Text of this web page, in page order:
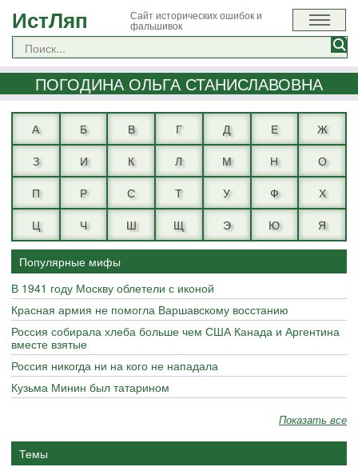
ИстЛяп Сайт исторических ошибок и
фальшивок
ПОГОДИНА ОЛЬГА СТАНИСЛАВОВНА
А Б В Г Д Е
Ж
З
И К Л М Н
О
П
Р С Т У Ф
Х
Ц
Ч Ш Щ Э Ю Я
Популярные мифы
В 1941 году Москву облетели с иконой
Красная армия не помогла Варшавскому восстанию
Россия собирала хлеба больше чем США Канада и Аргентина
вместе взятые
Россия никогда ни на кого не нападала
Кузьма Минин был татарином
Показать все
Темы